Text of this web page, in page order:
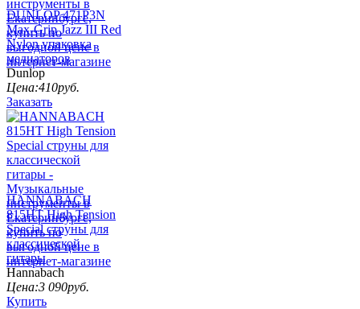
DUNLOP 471P3N
Max-Grip Jazz III Red
Nylon упаковка
медиаторов
Dunlop
Цена:410руб.
Заказать
HANNABACH
815HT High Tension
Special струны для
классической
гитары
Hannabach
Цена:3 090руб.
Купить